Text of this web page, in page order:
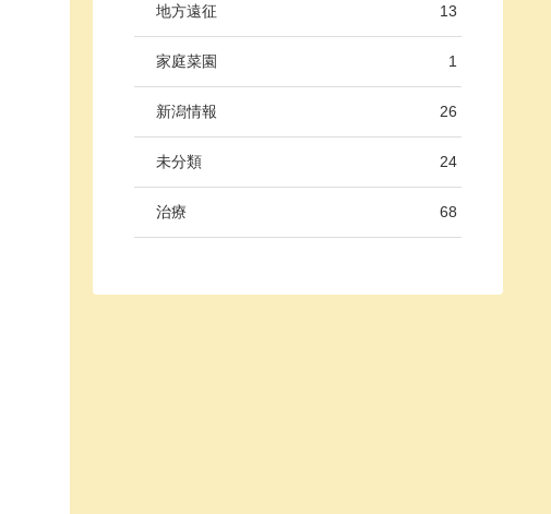
地方遠征 13
家庭菜園 1
新潟情報 26
未分類 24
治療 68